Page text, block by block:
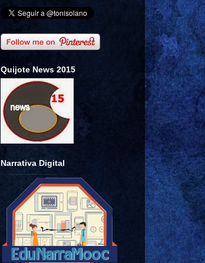
Quijote News 2015
Narrativa Digital